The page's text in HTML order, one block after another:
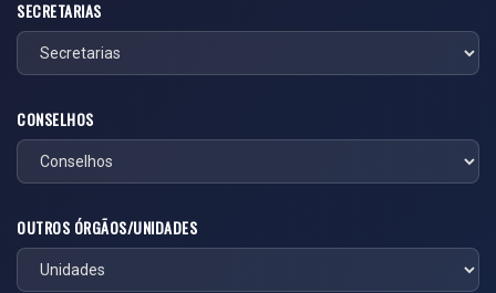
SECRETARIAS
CONSELHOS
OUTROS ÓRGÃOS/UNIDADES